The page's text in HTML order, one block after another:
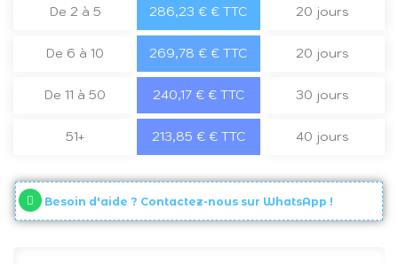
De 2 à 5 286,23 € € TTC 20 jours
De 6 à 10 269,78 € € TTC 20 jours
De 11 à 50 240,17 € € TTC 30 jours
51+ 213,85 € € TTC 40 jours
Besoin d'aide ? Contactez-nous sur WhatsApp !